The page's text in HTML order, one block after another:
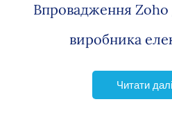
Впровадження Zoho
виробника
Читати